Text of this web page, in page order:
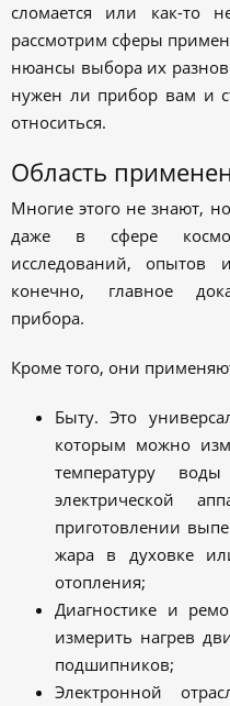
сломается или как-то
рассмотрим сферы
нюансы выбора их
нужен ли прибор вам и
относиться.
Область
Многие этого не знают,
даже в сфере
исследований, опытов
конечно, главное
прибора.
Кроме того, они
Быту. Это
которым можно
температуру
электрической
приготовлении
жара в духовке
отопления;
Диагностике и
измерить нагрев
подшипников;
Электронной